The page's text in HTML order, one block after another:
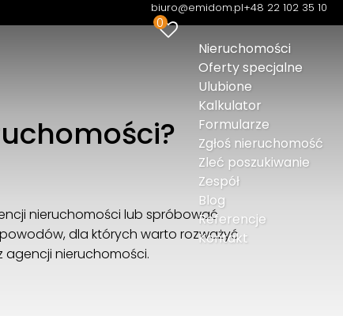
biuro@emidom.pl+48 22 102 35 10
0
Nieruchomości
Oferty specjalne
Ulubione
Kalkulator
Formularze
Zgłoś nieruchomość
Zleć poszukiwanie
Zespół
Blog
Referencje
Kontakt
nieruchomości lub spróbować
dla których warto rozważyć
agencji nieruchomości.